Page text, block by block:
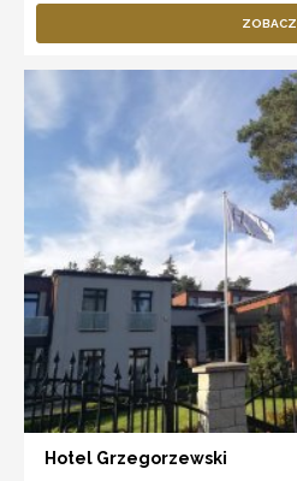
ZOBACZ
Hotel Grzegorzewski